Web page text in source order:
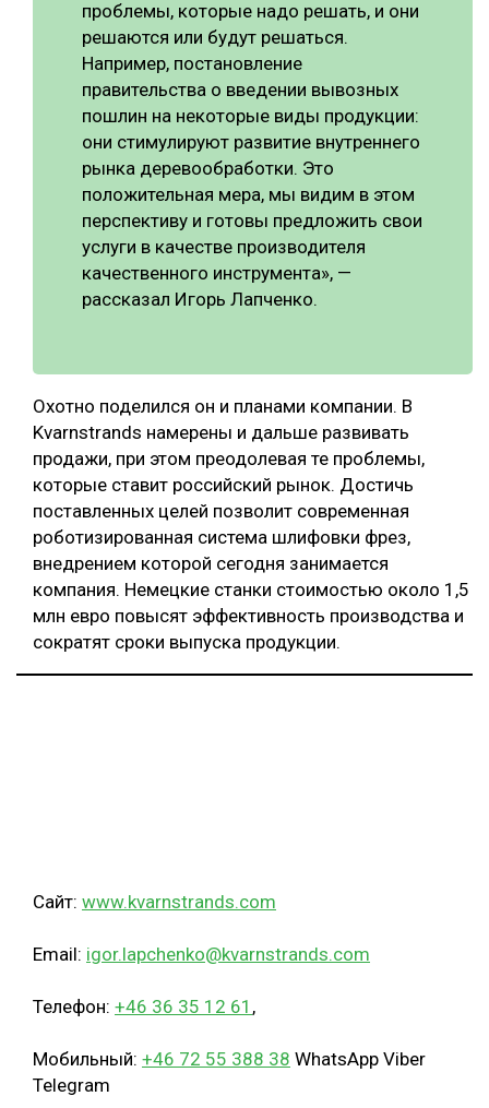
проблемы, которые надо решать, и они
решаются или будут решаться.
Например, постановление
правительства о введении вывозных
пошлин на некоторые виды продукции:
они стимулируют развитие внутреннего
рынка деревообработки. Это
положительная мера, мы видим в этом
перспективу и готовы предложить свои
услуги в качестве производителя
качественного инструмента», —
рассказал Игорь Лапченко.
Охотно поделился он и планами компании. В
Kvarnstrands намерены и дальше развивать
продажи, при этом преодолевая те проблемы,
которые ставит российский рынок. Достичь
поставленных целей позволит современная
роботизированная система шлифовки фрез,
внедрением которой сегодня занимается
компания. Немецкие станки стоимостью около 1,5
млн евро повысят эффективность производства и
сократят сроки выпуска продукции.
Сайт: www.kvarnstrands.com
Email: igor.lapchenko@kvarnstrands.com
Телефон: +46 36 35 12 61 ,
Мобильный: +46 72 55 388 38 WhatsApp Viber
Telegram